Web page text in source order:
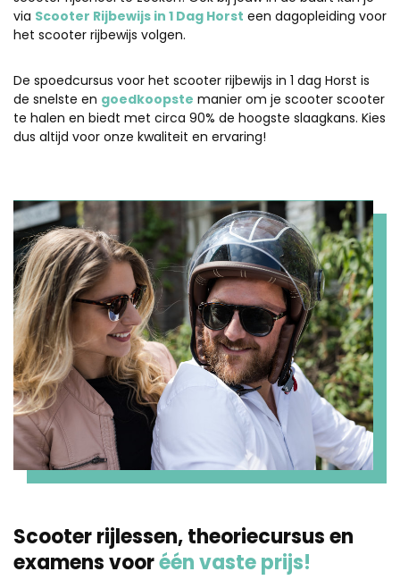
via Scooter Rijbewijs in 1 Dag Horst een dagopleiding voor
het scooter rijbewijs volgen.
De spoedcursus voor het scooter rijbewijs in 1 dag Horst is
de snelste en goedkoopste manier om je scooter scooter
te halen en biedt met circa 90% de hoogste slaagkans. Kies
dus altijd voor onze kwaliteit en ervaring!
Scooter rijlessen, theoriecursus en
examens vooréén vaste prijs!